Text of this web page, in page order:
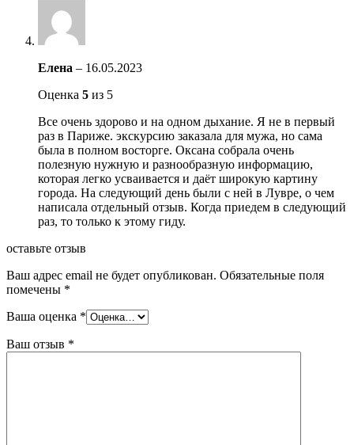
Елена – 16.05.2023
Оценка 5 из 5
Все очень здорово и на одном дыхание. Я не в первый
раз в Париже. экскурсию заказала для мужа, но сама
была в полном восторге. Оксана собрала очень
полезную нужную и разнообразную информацию,
которая легко усваивается и даёт широкую картину
города. На следующий день были с ней в Лувре, о чем
написала отдельный отзыв. Когда приедем в следующий
раз, то только к этому гиду.
оставьте отзыв
Ваш адрес email не будет опубликован. Обязательные поля
помечены *
Ваша оценка *
Ваш отзыв *